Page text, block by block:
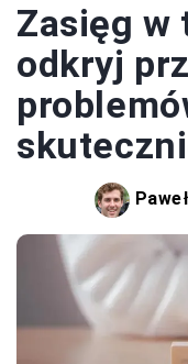
Zasięg w
odkryj